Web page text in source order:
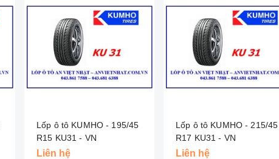
Lốp ô tô KUMHO - 195/45
R15 KU31 - VN
Liên hệ
Lốp ô tô KUMHO - 215/45
R17 KU31 - VN
Liên hệ